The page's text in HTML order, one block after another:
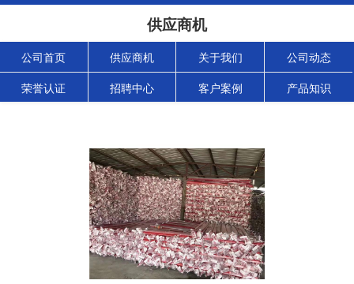
供应商机
公司首页 供应商机 关于我们 公司动态
荣誉认证 招聘中心 客户案例 产品知识